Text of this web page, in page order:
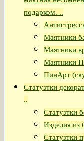
подарком. ..
Маятники
Маятники
Маятники
ПинАрт
Статуэтки
..
Статуэтки
Изделия из
Статуэтки